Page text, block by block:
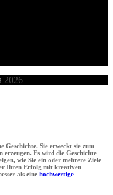
2026
Geschichte. Sie erweckt sie zum
erzeugen. Es wird die Geschichte
wie Sie ein oder mehrere Ziele
Ihren Erfolg mit kreativen
als eine hochwertige